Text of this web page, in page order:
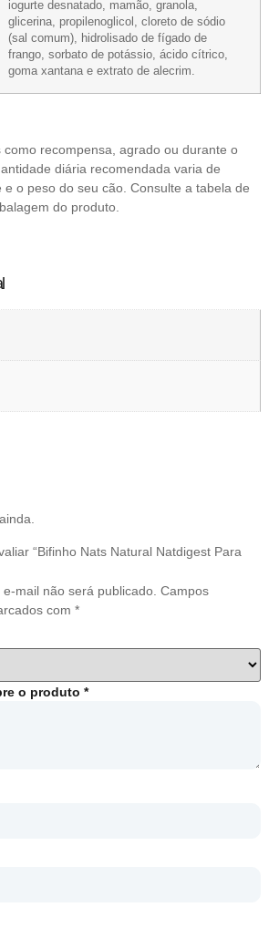
iogurte desnatado, mamão, granola,
glicerina, propilenoglicol, cloreto de sódio
(sal comum), hidrolisado de fígado de
frango, sorbato de potássio, ácido cítrico,
goma xantana e extrato de alecrim.
como recompensa, agrado ou durante o
diária recomendada varia de
o peso do seu cão. Consulte a tabela de
do produto.
“Bifinho Nats Natural Natdigest Para
mail não será publicado. Campos
com *
o produto *